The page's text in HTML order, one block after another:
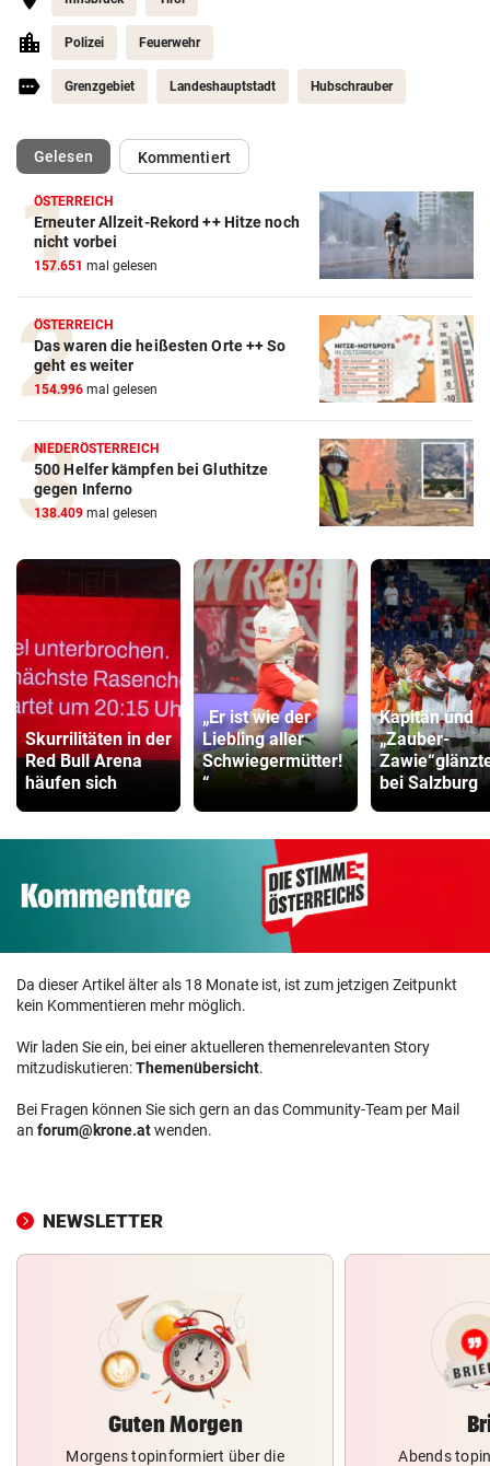
Polizei Feuerwehr
Grenzgebiet Landeshauptstadt Hubschrauber
Gelesen(ausgewählt)Kommentiert
ÖSTERREICH
Erneuter Allzeit-Rekord ++ Hitze noch
nicht vorbei
157.651 mal gelesen
ÖSTERREICH
Das waren die heißesten Orte ++ So
geht es weiter
154.996 mal gelesen
NIEDERÖSTERREICH
500 Helfer kämpfen bei Gluthitze
gegen Inferno
138.409 mal gelesen
Skurrilitäten in der
Red Bull Arena
häufen sich
„Er ist wie der
Liebling aller
Schwiegermütter!
“
Kapitän und
„Zauber-
bei Salzburg
Da dieser Artikel älter als 18 Monate ist, ist zum jetzigen Zeitpunkt
kein Kommentieren mehr möglich.
Wir laden Sie ein, bei einer aktuelleren themenrelevanten Story
mitzudiskutieren:Themenübersicht.
Bei Fragen können Sie sich gern an das Community-Team per Mail
an forum@krone.atwenden.
NEWSLETTER
Guten Morgen
Morgens topinformiert über die
Abends